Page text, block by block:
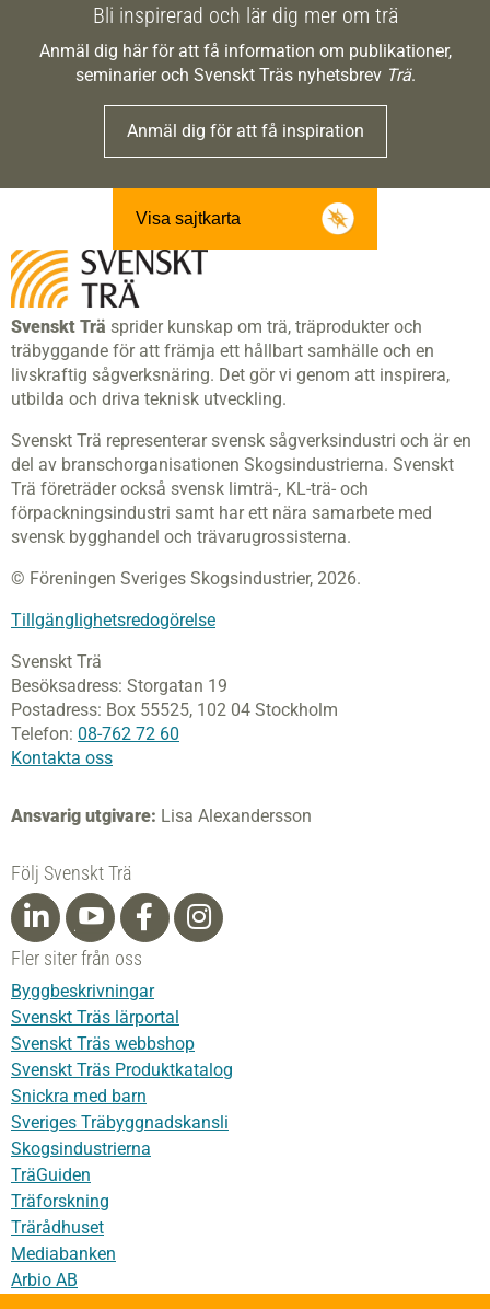
Bli inspirerad och lär dig mer om trä
Anmäl dig här för att få information om publikationer,
seminarier och Svenskt Träs nyhetsbrev Trä.
Anmäl dig för att få inspiration
Visa sajtkarta
Svenskt Trä sprider kunskap om trä, träprodukter och
träbyggande för att främja ett hållbart samhälle och en
livskraftig sågverksnäring. Det gör vi genom att inspirera,
utbilda och driva teknisk utveckling.
Svenskt Trä representerar svensk sågverksindustri och är en
del av branschorganisationen Skogsindustrierna. Svenskt
Trä företräder också svensk limträ-, KL-trä- och
förpackningsindustri samt har ett nära samarbete med
svensk bygghandel och trävarugrossisterna.
© Föreningen Sveriges Skogsindustrier, 2026.
Tillgänglighetsredogörelse
Svenskt Trä
Besöksadress: Storgatan 19
Postadress: Box 55525, 102 04 Stockholm
Telefon: 08-762 72 60
Kontakta oss
Ansvarig utgivare: Lisa Alexandersson
Följ Svenskt Trä
Fler siter från oss
Byggbeskrivningar
Svenskt Träs lärportal
Svenskt Träs webbshop
Svenskt Träs Produktkatalog
Snickra med barn
Sveriges Träbyggnadskansli
Skogsindustrierna
TräGuiden
Träforskning
Trärådhuset
Mediabanken
Arbio AB